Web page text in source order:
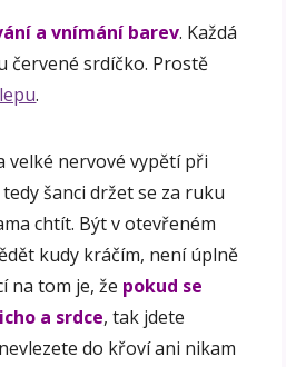
a vnímání barev. Každá
červené srdíčko. Prostě
.
velké nervové vypětí při
šanci držet se za ruku
chtít. Být v otevřeném
kudy kráčím, není úplně
na tom je, že pokud se
a srdce, tak jdete
do křoví ani nikam